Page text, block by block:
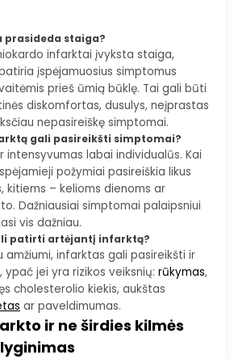
prasideda staiga?
infarktai įvyksta staiga,
įspėjamuosius simptomus
prieš ūmią būklę. Tai gali būti
diskomfortas, dusulys, neįprastas
nepasireiškę simptomai.
gali pasireikšti simptomai?
intensyvumas labai individualūs. Kai
požymiai pasireiškia likus
kitiems – kelioms dienoms ar
Dažniausiai simptomai palaipsniui
vis dažniau.
patirti artėjantį infarktą?
amžiumi, infarktas gali pasireikšti ir
ypač jei yra rizikos veiksnių: rūkymas,
cholesterolio kiekis, aukštas
ar paveldimumas.
ir ne širdies kilmės